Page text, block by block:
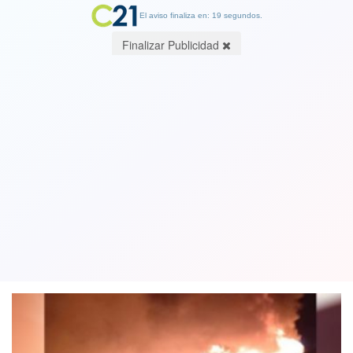
El aviso finaliza en: 19 segundos.
Finalizar Publicidad